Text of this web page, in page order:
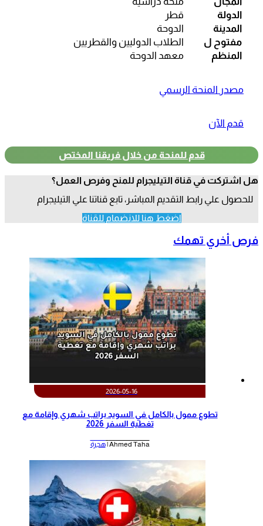
الدولة
قطر
المدينة
الدوحة
مفتوح ل
الطلاب الدوليين والقطريين
المنظم
معهد الدوحة
مصدر المنحة الرسمي
قدم الآن
قدم للمنحة من خلال فريقنا المختص
هل اشتركت في قناة التيليجرام للمنح وفرص العمل؟
للحصول علي رابط التقديم المباشر، تابع قناتنا علي التيليجرام
اضغط هنا للانضمام للقناة
فرص أخري تهمك
2026-05-16
تطوع ممول بالكامل في السويد براتب شهري وإقامة مع
تغطية السفر 2026
Ahmed Taha | هجرة